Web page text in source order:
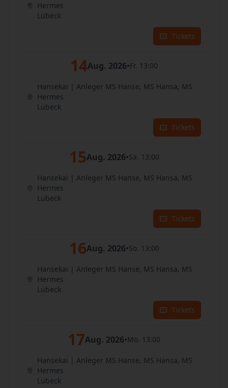
Hermes
Lübeck
Tickets
14Aug. 2026•Fr. 13:00
Hansekai | Anleger MS Hanse, MS Hansa, MS
Hermes
Lübeck
Tickets
15Aug. 2026•Sa. 13:00
Hansekai | Anleger MS Hanse, MS Hansa, MS
Hermes
Lübeck
Tickets
16Aug. 2026•So. 13:00
Hansekai | Anleger MS Hanse, MS Hansa, MS
Hermes
Lübeck
Tickets
17Aug. 2026•Mo. 13:00
Hansekai | Anleger MS Hanse, MS Hansa, MS
Hermes
Lübeck